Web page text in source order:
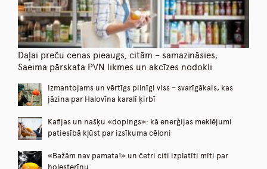
Daļai preču cenas pieaugs, citām – samazināsies;
Saeima pārskata PVN likmes un akcīzes nodokli
Izmantojams un vērtīgs pilnīgi viss – svarīgākais, kas
jāzina par Halovīna karalī ķirbī
Kafijas un našķu «dopings»: kā enerģijas meklējumi
patiesībā kļūst par izsīkuma cēloni
«Bažām nav pamata!» un četri citi izplatīti mīti par
holesterīnu